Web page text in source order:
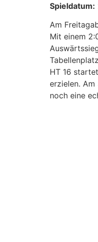
Spieldatum:
Am
Mit einem
HT 16
erzielen.
noch eine